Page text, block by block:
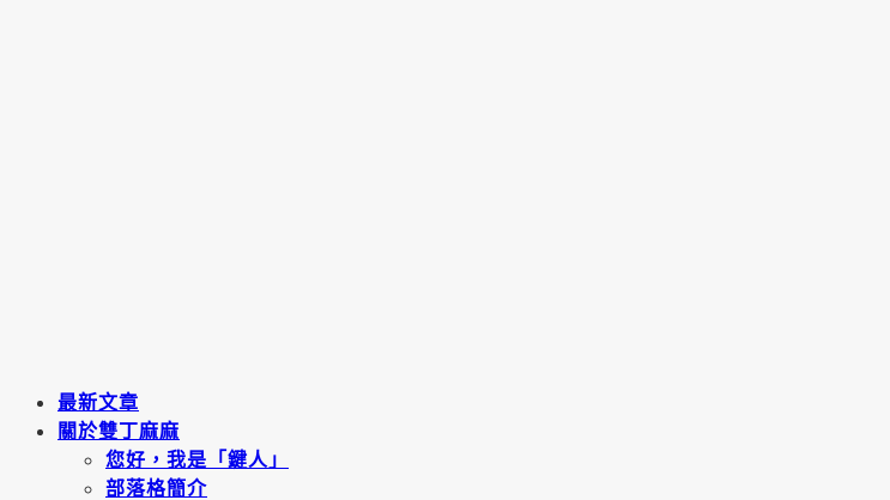
最新文章
關於雙丁麻麻
您好，我是「鍵人」
部落格簡介